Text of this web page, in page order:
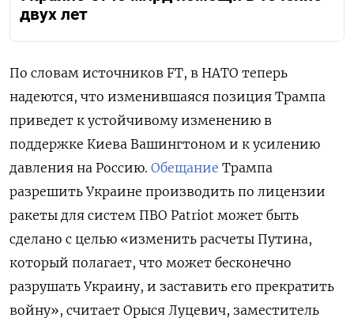
двух лет
По словам источников FT, в НАТО теперь
надеются, что изменившаяся позиция Трампа
приведет к устойчивому изменению в
поддержке Киева Вашингтоном и к усилению
давления на Россию. Обещание Трампа
разрешить Украине производить по лицензии
ракеты для систем ПВО Patriot может быть
сделано с целью «изменить расчеты Путина,
который полагает, что может бесконечно
разрушать Украину, и заставить его прекратить
войну», считает Орыся Луцевич, заместитель